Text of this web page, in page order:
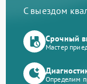
С выездом
Срочный
Мастер
Определим